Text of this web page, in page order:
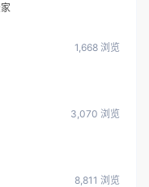
1,668 浏览
3,070 浏览
8,811 浏览